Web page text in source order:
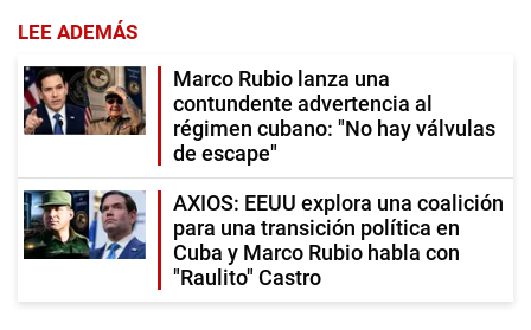
LEE ADEMÁS
Marco Rubio lanza una
contundente advertencia al
régimen cubano: "No hay válvulas
de escape"
AXIOS: EEUU explora una coalición
para una transición política en
Cuba y Marco Rubio habla con
"Raulito" Castro